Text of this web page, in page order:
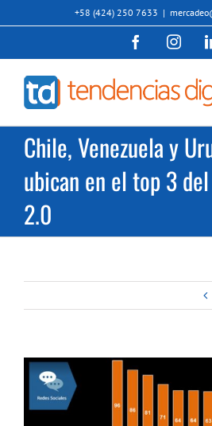
al
+58 (424) 250 7633 |
Facebook
Chile, Venezuela y
ubican en el top 3
2.0
Ver
imagen
más